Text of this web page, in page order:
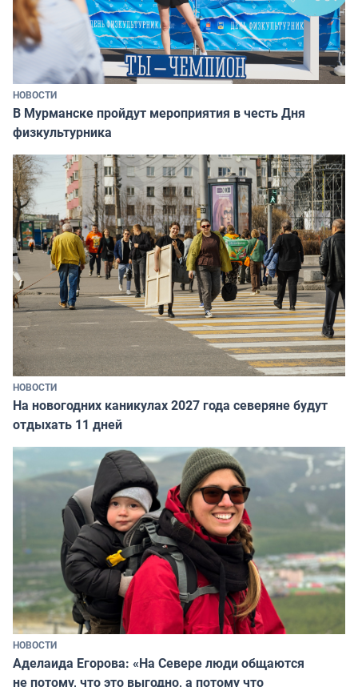
НОВОСТИ
В Мурманске пройдут мероприятия в честь Дня
физкультурника
НОВОСТИ
На новогодних каникулах 2027 года северяне будут
отдыхать 11 дней
НОВОСТИ
Аделаида Егорова: «На Севере люди общаются
не потому, что это выгодно, а потому что